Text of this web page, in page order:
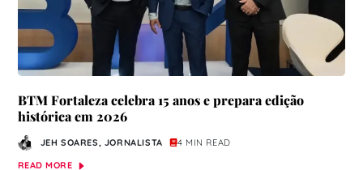
BTM Fortaleza celebra 15 anos e prepara edição
histórica em 2026
JEH SOARES, JORNALISTA
4 MIN READ
READ MORE